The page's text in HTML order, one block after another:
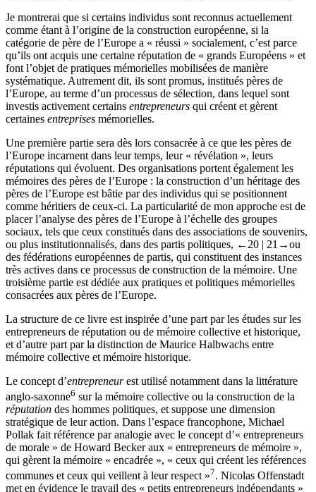
Je montrerai que si certains individus sont reconnus actuellement
comme étant à l’origine de la construction européenne, si la
catégorie de père de l’Europe a « réussi » socialement, c’est parce
qu’ils ont acquis une certaine réputation de « grands Européens » et
font l’objet de pratiques mémorielles mobilisées de manière
systématique. Autrement dit, ils sont promus, institués pères de
l’Europe, au terme d’un processus de sélection, dans lequel sont
investis activement certains entrepreneurs qui créent et gèrent
certaines entreprises mémorielles.
Une première partie sera dès lors consacrée à ce que les pères de
l’Europe incarnent dans leur temps, leur « révélation », leurs
réputations qui évoluent. Des organisations portent également les
mémoires des pères de l’Europe : la construction d’un héritage des
pères de l’Europe est bâtie par des individus qui se positionnent
comme héritiers de ceux-ci. La particularité de mon approche est de
placer l’analyse des pères de l’Europe à l’échelle des groupes
sociaux, tels que ceux constitués dans des associations de souvenirs,
ou plus institutionnalisés, dans des partis politiques, ←20 | 21→ou
des fédérations européennes de partis, qui constituent des instances
très actives dans ce processus de construction de la mémoire. Une
troisième partie est dédiée aux pratiques et politiques mémorielles
consacrées aux pères de l’Europe.
La structure de ce livre est inspirée d’une part par les études sur les
entrepreneurs de réputation ou de mémoire collective et historique,
et d’autre part par la distinction de Maurice Halbwachs entre
mémoire collective et mémoire historique.
Le concept d’entrepreneurest utilisé notamment dans la littérature
anglo-saxonne6 sur la mémoire collective ou la construction de la
réputation des hommes politiques, et suppose une dimension
stratégique de leur action. Dans l’espace francophone, Michael
Pollak fait référence par analogie avec le concept d’« entrepreneurs
de morale » de Howard Becker aux « entrepreneurs de mémoire »,
qui gèrent la mémoire « encadrée », « ceux qui créent les références
communes et ceux qui veillent à leur respect »7. Nicolas Offenstadt
met en évidence le travail des « petits entrepreneurs indépendants »